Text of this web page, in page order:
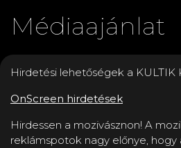
Médiaajánlat
Hirdetési lehetőségek a KULTIK
OnScreen hirdetések
Hirdessen a mozivásznon! A
reklámspotok nagy előnye, hogy